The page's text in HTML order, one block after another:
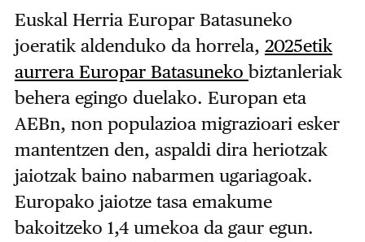
Euskal Herria Europar Batasuneko
joeratik aldenduko da horrela, 2025etik
aurrera Europar Batasuneko biztanleriak
behera egingo duelako. Europan eta
AEBn, non populazioa migrazioari esker
mantentzen den, aspaldi dira heriotzak
jaiotzak baino nabarmen ugariagoak.
Europako jaiotze tasa emakume
bakoitzeko 1,4 umekoa da gaur egun.